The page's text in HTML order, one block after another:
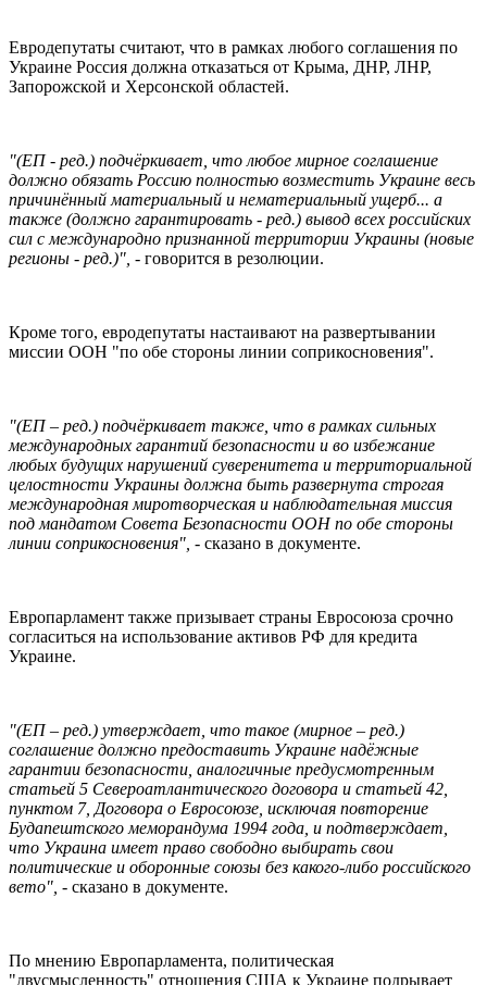
Евродепутаты считают, что в рамках любого соглашения по
Украине Россия должна отказаться от Крыма, ДНР, ЛНР,
Запорожской и Херсонской областей.
"(ЕП - ред.) подчёркивает, что любое мирное соглашение
должно обязать Россию полностью возместить Украине весь
причинённый материальный и нематериальный ущерб... а
также (должно гарантировать - ред.) вывод всех российских
сил с международно признанной территории Украины (новые
регионы - ред.)", - говорится в резолюции.
Кроме того, евродепутаты настаивают на развертывании
миссии ООН "по обе стороны линии соприкосновения".
"(ЕП – ред.) подчёркивает также, что в рамках сильных
международных гарантий безопасности и во избежание
любых будущих нарушений суверенитета и территориальной
целостности Украины должна быть развернута строгая
международная миротворческая и наблюдательная миссия
под мандатом Совета Безопасности ООН по обе стороны
линии соприкосновения", - сказано в документе.
Европарламент также призывает страны Евросоюза срочно
согласиться на использование активов РФ для кредита
Украине.
"(ЕП – ред.) утверждает, что такое (мирное – ред.)
соглашение должно предоставить Украине надёжные
гарантии безопасности, аналогичные предусмотренным
статьей 5 Североатлантического договора и статьей 42,
пунктом 7, Договора о Евросоюзе, исключая повторение
Будапештского меморандума 1994 года, и подтверждает,
что Украина имеет право свободно выбирать свои
политические и оборонные союзы без какого-либо российского
вето", - сказано в документе.
По мнению Европарламента, политическая
"двусмысленность" отношения США к Украине подрывает